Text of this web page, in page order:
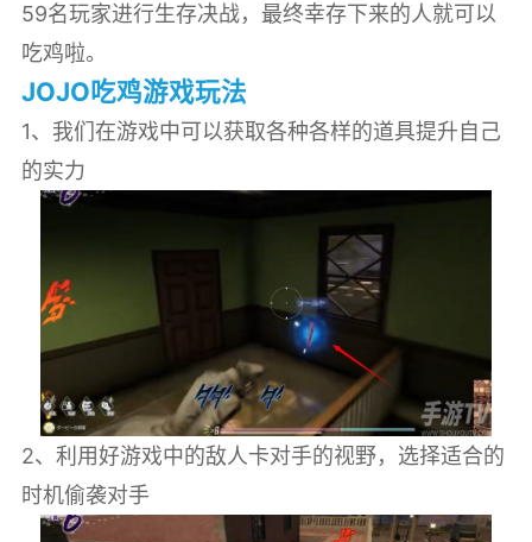
59名玩家进行生存决战，最终幸存下来的人就可以
吃鸡啦。
JOJO吃鸡游戏玩法
1、我们在游戏中可以获取各种各样的道具提升自己
的实力
2、利用好游戏中的敌人卡对手的视野，选择适合的
时机偷袭对手